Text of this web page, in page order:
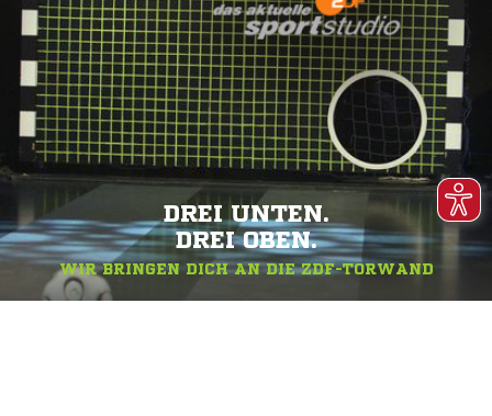
DREI UNTEN.
DREI OBEN.
WIR BRINGEN DICH AN DIE ZDF-TORWAND